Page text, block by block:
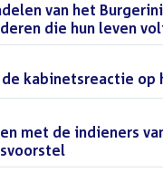
van het
die hun leven
de kabinetsreactie
met de indieners